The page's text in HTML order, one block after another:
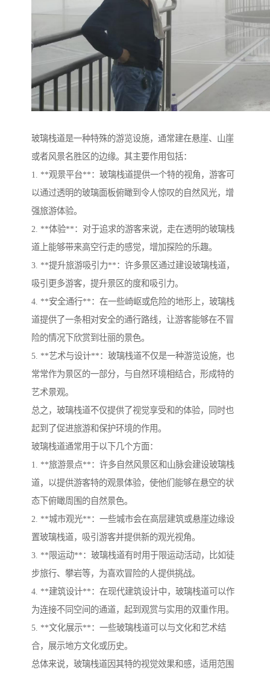
玻璃栈道是一种特殊的游览设施，通常建在悬崖、山崖
或者风景名胜区的边缘。其主要作用包括：
1. **观景平台**：玻璃栈道提供一个特的视角，游客可
以通过透明的玻璃面板俯瞰到令人惊叹的自然风光，增
强旅游体验。
2. **体验**：对于追求的游客来说，走在透明的玻璃栈
道上能够带来高空行走的感觉，增加探险的乐趣。
3. **提升旅游吸引力**：许多景区通过建设玻璃栈道，
吸引更多游客，提升景区的度和吸引力。
4. **安全通行**：在一些崎岖或危险的地形上，玻璃栈
道提供了一条相对安全的通行路线，让游客能够在不冒
险的情况下欣赏到壮丽的景色。
5. **艺术与设计**：玻璃栈道不仅是一种游览设施，也
常常作为景区的一部分，与自然环境相结合，形成特的
艺术景观。
总之，玻璃栈道不仅提供了视觉享受和的体验，同时也
起到了促进旅游和保护环境的作用。
玻璃栈道通常用于以下几个方面：
1. **旅游景点**：许多自然风景区和山脉会建设玻璃栈
道，以提供游客特的观景体验，使他们能够在悬空的状
态下俯瞰周围的自然景色。
2. **城市观光**：一些城市会在高层建筑或悬崖边缘设
置玻璃栈道，吸引游客并提供新的观光视角。
3. **限运动**：玻璃栈道有时用于限运动活动，比如徒
步旅行、攀岩等，为喜欢冒险的人提供挑战。
4. **建筑设计**：在现代建筑设计中，玻璃栈道可以作
为连接不同空间的通道，起到观赏与实用的双重作用。
5. **文化展示**：一些玻璃栈道可以与文化和艺术结
合，展示地方文化或历史。
总体来说，玻璃栈道因其特的视觉效果和感，适用范围